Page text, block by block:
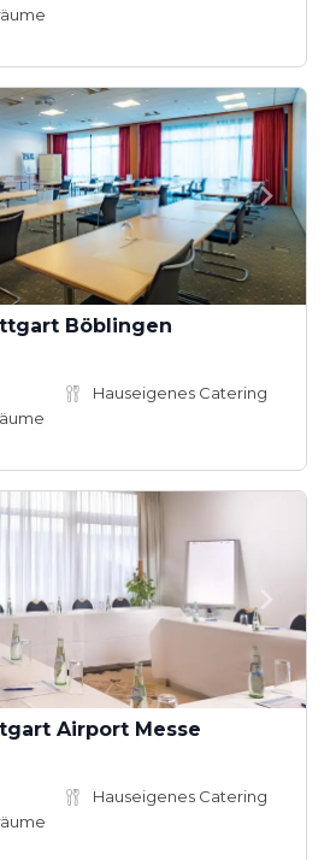
Böblingen
Hauseigenes Catering
Airport Messe
Hauseigenes Catering